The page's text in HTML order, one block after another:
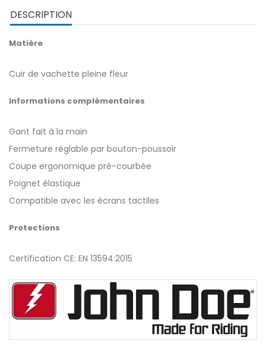
DESCRIPTION
Matière
Cuir de vachette pleine fleur
Informations complémentaires
Gant fait à la main
Fermeture réglable par bouton-poussoir
Coupe ergonomique pré-courbée
Poignet élastique
Compatible avec les écrans tactiles
Protections
Certification CE: EN 13594:2015